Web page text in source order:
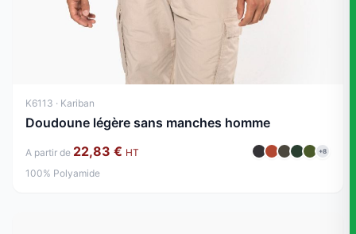
K6113 · Kariban
Doudoune légère sans manches homme
A partir de 22,83 € HT +8
100% Polyamide